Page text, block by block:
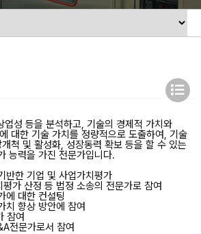
업성 등을 분석하고, 기술의 경제적 가치와
대한 기술 가치를 정량적으로 도출하여, 기술
척 및 활성화, 성장동력 확보 등을 할 수 있는
능력을 가진 전문가입니다.
반한 기업 및 사업가치평가
가 산정 등 법정 소송의 전문가로 참여
에 대한 컨설팅
치 향상 방안에 참여
참여
전문가로서 참여